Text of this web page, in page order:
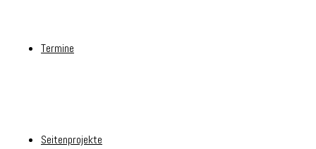
Termine
Seitenprojekte